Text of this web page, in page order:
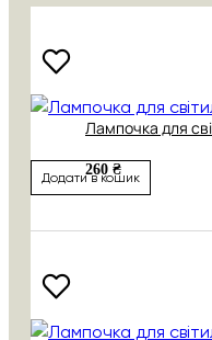
Лампочка для
260 ₴
Додати в кошик